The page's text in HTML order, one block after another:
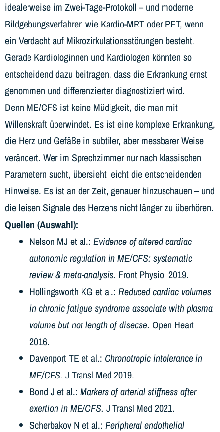
idealerweise im Zwei-Tage-Protokoll – und moderne
Bildgebungsverfahren wie Kardio-MRT oder PET, wenn
ein Verdacht auf Mikrozirkulationsstörungen besteht.
Gerade Kardiologinnen und Kardiologen könnten so
entscheidend dazu beitragen, dass die Erkrankung ernst
genommen und differenzierter diagnostiziert wird.
Denn ME/CFS ist keine Müdigkeit, die man mit
Willenskraft überwindet. Es ist eine komplexe Erkrankung,
die Herz und Gefäße in subtiler, aber messbarer Weise
verändert. Wer im Sprechzimmer nur nach klassischen
Parametern sucht, übersieht leicht die entscheidenden
Hinweise. Es ist an der Zeit, genauer hinzuschauen – und
die leisen Signale des Herzens nicht länger zu überhören.
Quellen (Auswahl):
Nelson MJ et al.: Evidence of altered cardiac
autonomic regulation in ME/CFS: systematic
review & meta-analysis. Front Physiol 2019.
Hollingsworth KG et al.: Reduced cardiac volumes
in chronic fatigue syndrome associate with plasma
volume but not length of disease. Open Heart
2016.
Davenport TE et al.: Chronotropic intolerance in
ME/CFS. J Transl Med 2019.
Bond J et al.: Markers of arterial stiffness after
exertion in ME/CFS. J Transl Med 2021.
Scherbakov N et al.: Peripheral endothelial